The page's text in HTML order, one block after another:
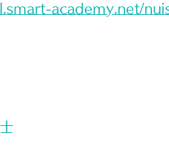
academy.net/